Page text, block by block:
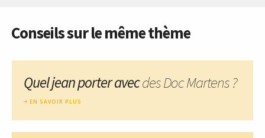
Conseils sur le même thème
Quel jean porter avecdes Doc Martens ?
EN SAVOIR PLUS